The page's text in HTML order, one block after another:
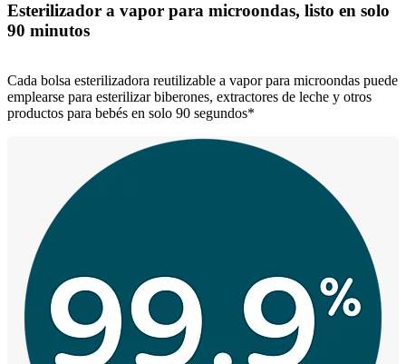
Esterilizador a vapor para microondas, listo en solo
90 minutos
Cada bolsa esterilizadora reutilizable a vapor para microondas puede
emplearse para esterilizar biberones, extractores de leche y otros
productos para bebés en solo 90 segundos*